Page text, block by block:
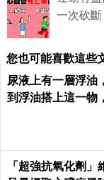
一次砍
您也可能喜歡這些
尿液上有一層浮油
到浮油搭上這一物
「超強抗氧化劑